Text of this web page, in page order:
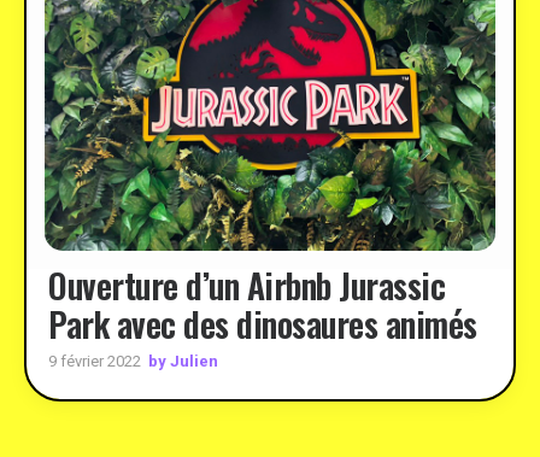
Ouverture d’un Airbnb Jurassic
Park avec des dinosaures animés
9 février 2022 by Julien